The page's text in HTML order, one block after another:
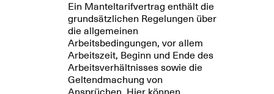
Ein Manteltarifvertrag enthält die
grundsätzlichen Regelungen über
die allgemeinen
Arbeitsbedingungen, vor allem
Arbeitszeit, Beginn und Ende des
Arbeitsverhältnisses sowie die
Geltendmachung von